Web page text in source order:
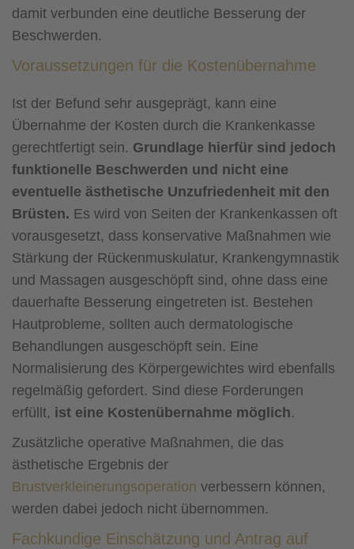
damit verbunden eine deutliche Besserung der
Beschwerden.
Voraussetzungen für die Kostenübernahme
Ist der Befund sehr ausgeprägt, kann eine
Übernahme der Kosten durch die Krankenkasse
gerechtfertigt sein. Grundlage hierfür sind jedoch
funktionelle Beschwerden und nicht eine
eventuelle ästhetische Unzufriedenheit mit den
Brüsten. Es wird von Seiten der Krankenkassen oft
vorausgesetzt, dass konservative Maßnahmen wie
Stärkung der Rückenmuskulatur, Krankengymnastik
und Massagen ausgeschöpft sind, ohne dass eine
dauerhafte Besserung eingetreten ist. Bestehen
Hautprobleme, sollten auch dermatologische
Behandlungen ausgeschöpft sein. Eine
Normalisierung des Körpergewichtes wird ebenfalls
regelmäßig gefordert. Sind diese Forderungen
erfüllt, ist eine Kostenübernahme möglich.
Zusätzliche operative Maßnahmen, die das
ästhetische Ergebnis der
Brustverkleinerungsoperation verbessern können,
werden dabei jedoch nicht übernommen.
Fachkundige Einschätzung und Antrag auf